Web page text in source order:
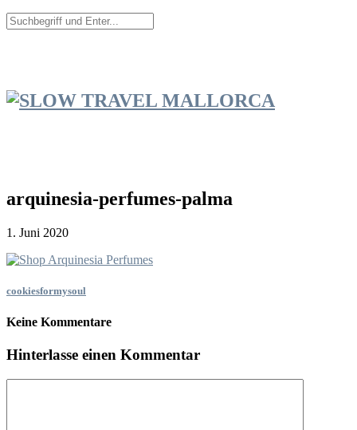
arquinesia-perfumes-palma
1. Juni 2020
cookiesformysoul
Keine Kommentare
Hinterlasse einen Kommentar